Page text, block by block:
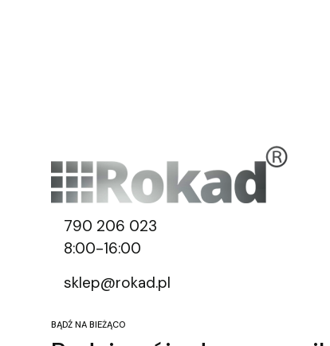
790 206 023
8:00-16:00
sklep@rokad.pl
BĄDŹ NA BIEŻĄCO